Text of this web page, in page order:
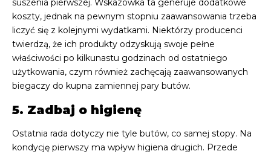
suszenia pierwszej. Wskazówka ta generuje dodatkowe
koszty, jednak na pewnym stopniu zaawansowania trzeba
liczyć się z kolejnymi wydatkami. Niektórzy producenci
twierdzą, że ich produkty odzyskują swoje pełne
właściwości po kilkunastu godzinach od ostatniego
użytkowania, czym również zachęcają zaawansowanych
biegaczy do kupna zamiennej pary butów.
5. Zadbaj o higienę
Ostatnia rada dotyczy nie tyle butów, co samej stopy. Na
kondycję pierwszy ma wpływ higiena drugich. Przede